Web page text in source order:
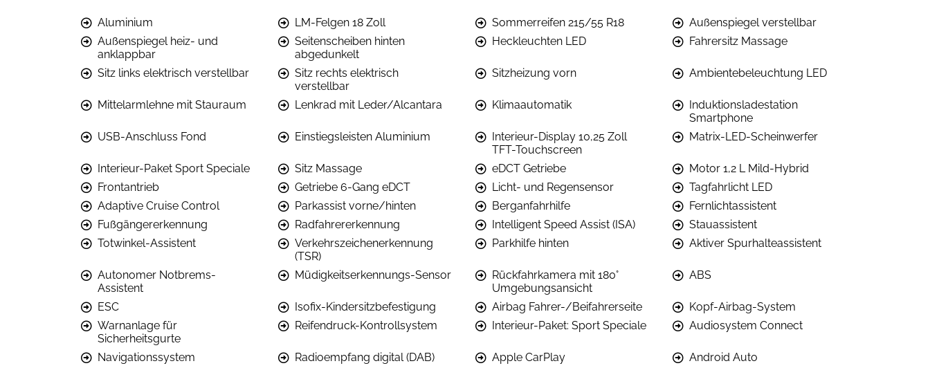
Aluminium LM-Felgen 18 Zoll Sommerreifen 215/55 R18
Außenspiegel verstellbar
Außenspiegel heiz- und
anklappbar
Seitenscheiben hinten
abgedunkelt
Heckleuchten LED Fahrersitz Massage
Sitz links elektrisch verstellbar
Sitz rechts elektrisch
verstellbar
Sitzheizung vorn Ambientebeleuchtung LED
Mittelarmlehne mit Stauraum Lenkrad mit Leder/Alcantara Klimaautomatik
Induktionsladestation
Smartphone
USB-Anschluss Fond
Einstiegsleisten Aluminium
Interieur-Display 10,25 Zoll
TFT-Touchscreen
Matrix-LED-Scheinwerfer
Interieur-Paket Sport Speciale Sitz Massage eDCT Getriebe
Motor 1,2 L Mild-Hybrid
Frontantrieb
Getriebe 6-Gang eDCT Licht- und Regensensor
Tagfahrlicht LED
Adaptive Cruise Control
Parkassist vorne/hinten Berganfahrhilfe
Fernlichtassistent
Fußgängererkennung
Radfahrererkennung Intelligent Speed Assist (ISA)
Stauassistent
Totwinkel-Assistent
Verkehrszeichenerkennung
(TSR)
Parkhilfe hinten Aktiver Spurhalteassistent
Autonomer Notbrems-
Assistent
Müdigkeitserkennungs-Sensor
Rückfahrkamera mit 180°
Umgebungsansicht
ABS
ESC Isofix-Kindersitzbefestigung Airbag Fahrer-/Beifahrerseite
Kopf-Airbag-System
Warnanlage für
Sicherheitsgurte
Reifendruck-Kontrollsystem Interieur-Paket: Sport Speciale Audiosystem Connect
Navigationssystem Radioempfang digital (DAB) Apple CarPlay
Android Auto